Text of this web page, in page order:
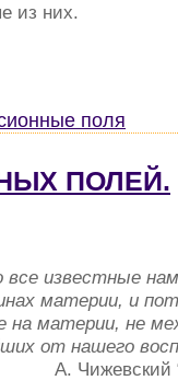
из них.
поля
ПОЛЕЙ.
известные нам
материи, и
на материи, не
от нашего
А. Чижевский